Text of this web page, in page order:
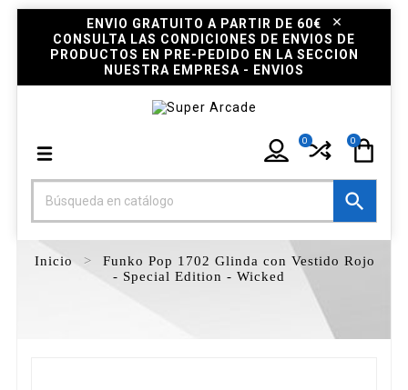
ENVIO GRATUITO A PARTIR DE 60€
CONSULTA LAS CONDICIONES DE ENVIOS DE
PRODUCTOS EN PRE-PEDIDO EN LA SECCION
NUESTRA EMPRESA - ENVIOS
0
0

Inicio
Funko Pop 1702 Glinda con Vestido Rojo
- Special Edition - Wicked